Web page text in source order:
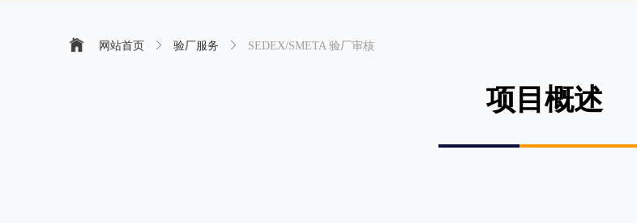
网站首页 ꁕ 验厂服务 ꁕ SEDEX/SMETA 验厂审核
项目概述